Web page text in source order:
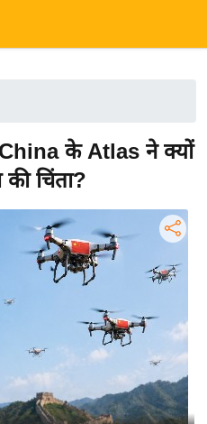
के Atlas ने क्यों
चिंता?